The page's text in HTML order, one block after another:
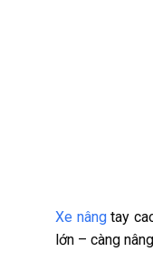
Xe nângtay
lớn – càng